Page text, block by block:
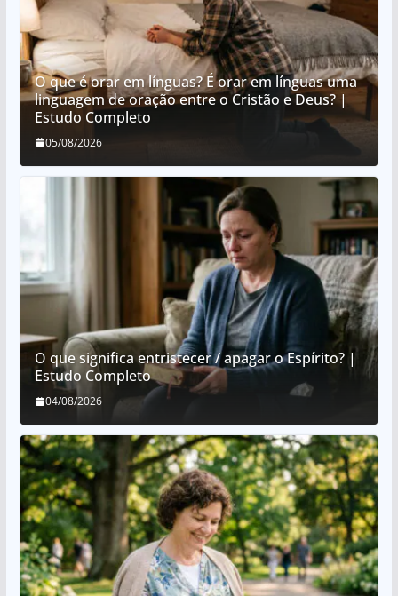
O que é orar em línguas? É orar em línguas uma
linguagem de oração entre o Cristão e Deus? |
Estudo Completo
05/08/2026
O que significa entristecer / apagar o Espírito? |
Estudo Completo
04/08/2026